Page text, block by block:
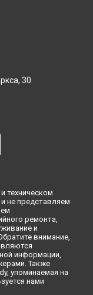
в
в
в
в
вАстрахани
в
30
техническом
не представляем
ремонта,
и
внимание,
информации,
Также
упоминаемая на
нами